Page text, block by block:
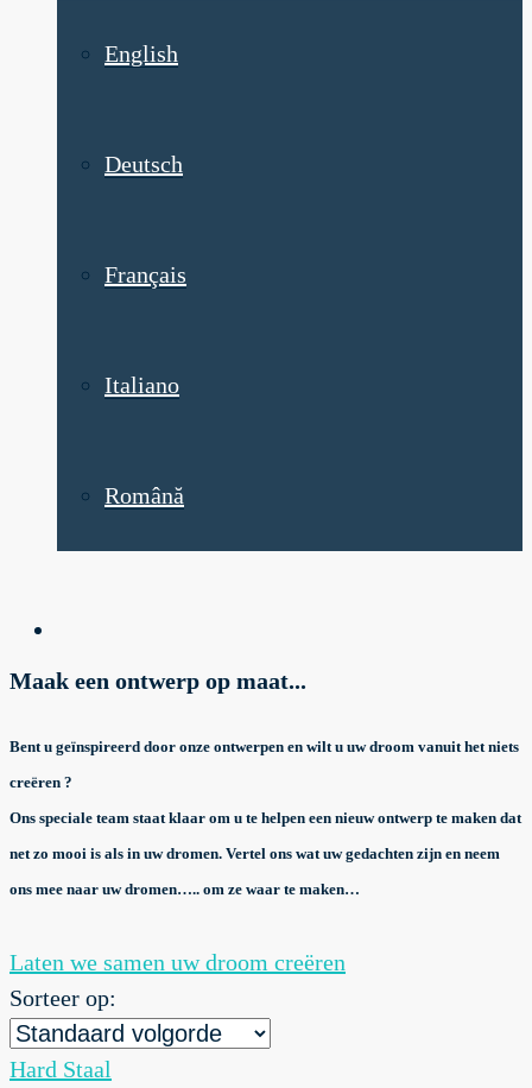
English
Deutsch
Français
Italiano
Română
Maak een ontwerp op maat...
Bent u geïnspireerd door onze ontwerpen en wilt u uw droom vanuit het niets
creëren ?
Ons speciale team staat klaar om u te helpen een nieuw ontwerp te maken dat
net zo mooi is als in uw dromen. Vertel ons wat uw gedachten zijn en neem
ons mee naar uw dromen….. om ze waar te maken…
Laten we samen uw droom creëren
Sorteer op:
Hard Staal